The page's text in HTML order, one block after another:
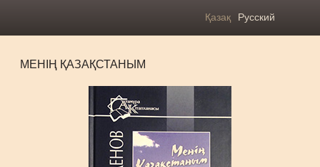
Қазақ Русский
МЕНІҢ ҚАЗАҚСТАНЫМ